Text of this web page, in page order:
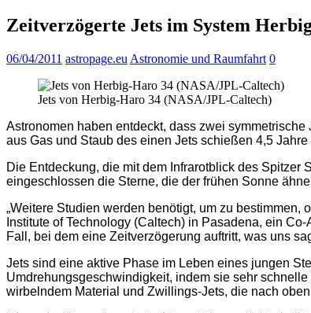
Zeitverzögerte Jets im System
06/04/2011 astropage.eu Astronomie und Raumfahrt 0
Jets von Herbig-Haro 34 (NASA/JPL-Caltech)
Astronomen haben entdeckt, dass zwei
aus Gas und Staub des einen Jets schießen 4,5
Die Entdeckung, die mit dem Infrarotblick des Spitzer
eingeschlossen die Sterne, die der frühen Sonne
„Weitere Studien werden benötigt, um zu
Institute of Technology (Caltech) in Pasadena, ein
Fall, bei dem eine Zeitverzögerung auftritt, was uns
Jets sind eine aktive Phase im Leben eines jungen
Umdrehungsgeschwindigkeit, indem sie sehr
wirbelndem Material und Zwillings-Jets, die nach